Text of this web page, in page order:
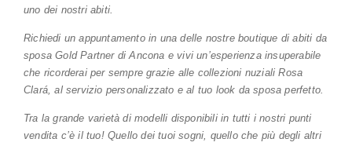
uno dei nostri abiti.
Richiedi un appuntamento in una delle nostre boutique di abiti da
sposa Gold Partner di Ancona e vivi un’esperienza insuperabile
che ricorderai per sempre grazie alle collezioni nuziali Rosa
Clará, al servizio personalizzato e al tuo look da sposa perfetto.
Tra la grande varietà di modelli disponibili in tutti i nostri punti
vendita c’è il tuo! Quello dei tuoi sogni, quello che più degli altri